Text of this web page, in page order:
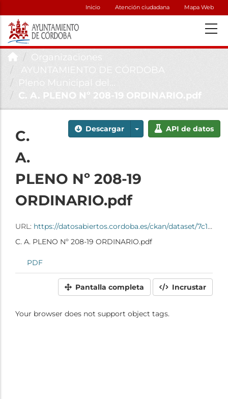
Inicio Atención ciudadana Mapa Web
Organizaciones
AYUNTAMIENTO DE CÓRDOBA
Pleno Municipal del...
C. A. PLENO Nº 208-19 ORDINARIO.pdf
Descargar API de datos
C.
A.
PLENO Nº 208-19
ORDINARIO.pdf
URL: https://datosabiertos.cordoba.es/ckan/dataset/7c100da9-4caa-4ec9-8fd6-5d84a9ff4f91/resource/fe70d069-bc7c-4173-9128-07b2182d192e/download/c.-a.-pleno-n-208-19-ordinario.pdf
C. A. PLENO Nº 208-19 ORDINARIO.pdf
PDF
Pantalla completa Incrustar
Your browser does not support object tags.